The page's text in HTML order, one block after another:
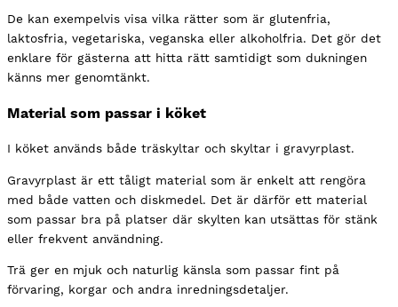
De kan exempelvis visa vilka rätter som är glutenfria,
laktosfria, vegetariska, veganska eller alkoholfria. Det gör det
enklare för gästerna att hitta rätt samtidigt som dukningen
känns mer genomtänkt.
Material som passar i köket
I köket används både träskyltar och skyltar i gravyrplast.
Gravyrplast är ett tåligt material som är enkelt att rengöra
med både vatten och diskmedel. Det är därför ett material
som passar bra på platser där skylten kan utsättas för stänk
eller frekvent användning.
Trä ger en mjuk och naturlig känsla som passar fint på
förvaring, korgar och andra inredningsdetaljer.